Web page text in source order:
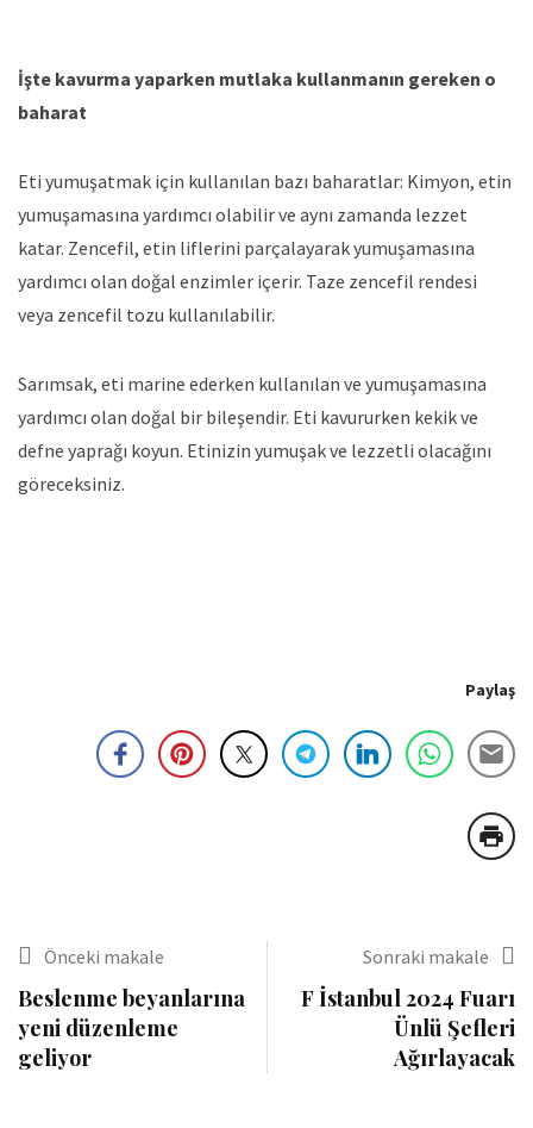
İşte kavurma yaparken mutlaka kullanmanın gereken o
baharat
Eti yumuşatmak için kullanılan bazı baharatlar: Kimyon, etin
yumuşamasına yardımcı olabilir ve aynı zamanda lezzet
katar. Zencefil, etin liflerini parçalayarak yumuşamasına
yardımcı olan doğal enzimler içerir. Taze zencefil rendesi
veya zencefil tozu kullanılabilir.
Sarımsak, eti marine ederken kullanılan ve yumuşamasına
yardımcı olan doğal bir bileşendir. Eti kavururken kekik ve
defne yaprağı koyun. Etinizin yumuşak ve lezzetli olacağını
göreceksiniz.
Paylaş
Önceki makale
Beslenme beyanlarına
yeni düzenleme
geliyor
Sonraki makale
F İstanbul 2024 Fuarı
Ünlü Şefleri
Ağırlayacak